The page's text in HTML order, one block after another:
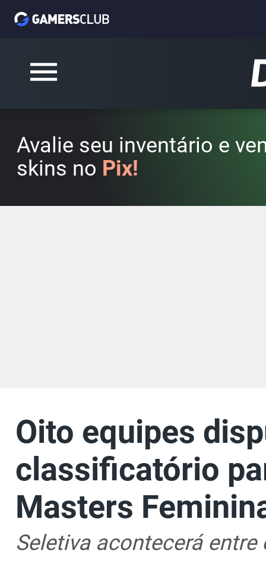
Avalie seu inventário e
skins no Pix!
Oito equipes
classificatório
Masters
Seletiva acontecerá